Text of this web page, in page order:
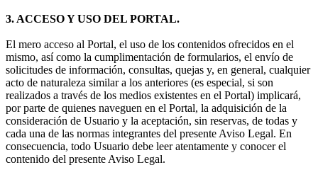
3. ACCESO Y USO DEL PORTAL.
El mero acceso al Portal, el uso de los contenidos ofrecidos en el
mismo, así como la cumplimentación de formularios, el envío de
solicitudes de información, consultas, quejas y, en general, cualquier
acto de naturaleza similar a los anteriores (es especial, si son
realizados a través de los medios existentes en el Portal) implicará,
por parte de quienes naveguen en el Portal, la adquisición de la
consideración de Usuario y la aceptación, sin reservas, de todas y
cada una de las normas integrantes del presente Aviso Legal. En
consecuencia, todo Usuario debe leer atentamente y conocer el
contenido del presente Aviso Legal.